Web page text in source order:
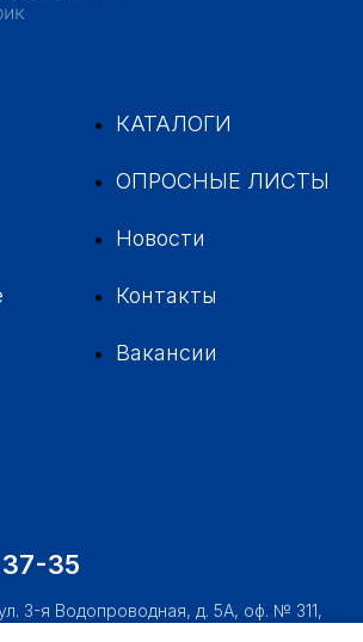
КАТАЛОГИ
ОПРОСНЫЕ ЛИСТЫ
Новости
Контакты
Вакансии
35
3-я Водопроводная, д. 5А, оф. № 311,